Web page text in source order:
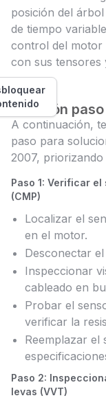
posición del
de tiempo
control del motor
con sus tensores
Solución
A continuación,
paso para
2007,
Paso 1: Verificar
(CMP)
Localizar el
en el motor.
Desconectar
Inspeccionar
cableado en
Probar el
verificar la
Reemplazar el
Paso 2:
levas (VVT)